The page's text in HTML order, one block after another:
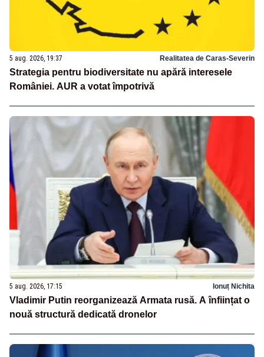
5 aug. 2026, 19:37 Realitatea de Caras-Severin
Strategia pentru biodiversitate nu apără interesele
României. AUR a votat împotrivă
5 aug. 2026, 17:15 Ionuț Nichita
Vladimir Putin reorganizează Armata rusă. A înființat o
nouă structură dedicată dronelor